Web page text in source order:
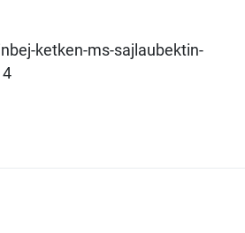
ketken-ms-sajlaubektin-